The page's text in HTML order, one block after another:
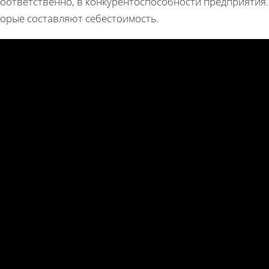
составляют себестоимость.